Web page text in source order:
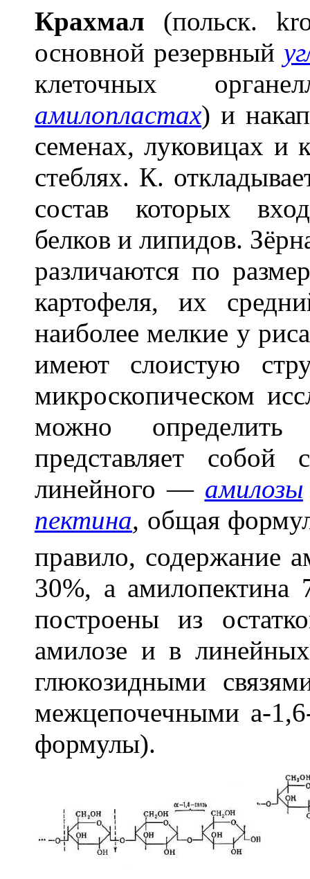
Крахмал (польск.
основной резервный
клеточных
амилопластах) и
семенах, луковицах и
стеблях. К.
состав которых
белков и липидов.
различаются по
картофеля, их
наиболее мелкие у
имеют слоистую
микроскопическом
можно
представляет собой
линейного — амилозы
пектина, общая
правило, содержание
30%, а
построены из
амилозе и в
глюкозидными
межцепочечными a-
формулы).